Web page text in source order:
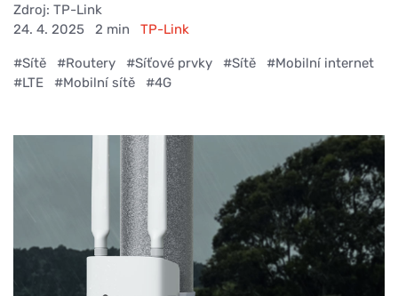
Zdroj: TP-Link
24. 4. 2025
2 min TP-Link
#Sítě #Routery #Síťové prvky #Sítě
#Mobilní internet
#LTE
#Mobilní sítě #4G